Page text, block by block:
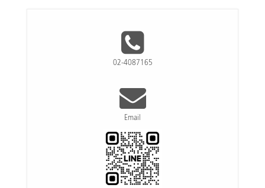
02-4087165
Email